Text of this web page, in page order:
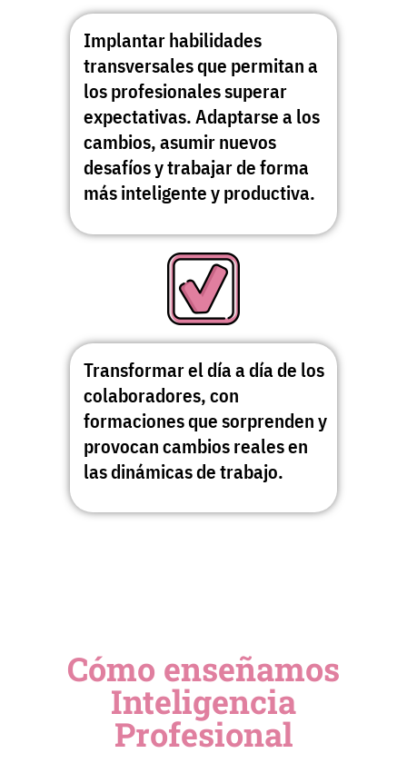
Implantar habilidades
transversales que permitan a
los profesionales superar
expectativas. Adaptarse a los
cambios, asumir nuevos
desafíos y trabajar de forma
más inteligente y productiva.
Transformar el día a día de los
colaboradores, con
formaciones que sorprenden y
provocan cambios reales en
las dinámicas de trabajo.
Cómo enseñamos
Inteligencia
Profesional
Inteligencia
Profesional
Cultura
Blog
Contacto